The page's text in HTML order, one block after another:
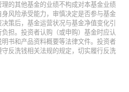
的其他基金的业绩不构成对本基金业绩
风险承受能力，审慎决定是否参与基金
策后，基金运营状况与基金净值变化引
担。投资者认购（或申购）基金时应认
书和产品资料概要等法律文件。投资者
反洗钱相关法规的规定，切实履行反洗